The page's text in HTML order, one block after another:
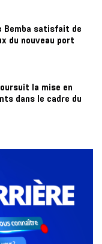
Bemba satisfait de
du nouveau port
la mise en
dans le cadre du